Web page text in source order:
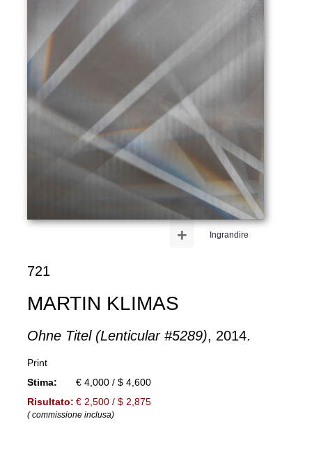
Ingrandire
+
721
MARTIN KLIMAS
Ohne Titel (Lenticular #5289), 2014.
Print
Stima:
€ 4,000 / $ 4,600
Risultato: € 2,500 / $ 2,875
( commissione inclusa)